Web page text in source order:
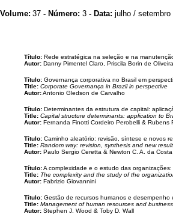
Volume: 37 - Número: 3 - Data: julho / setembro
Título: Rede estratégica na seleção e na
Autor: Danny Pimentel Claro, Priscila Borin de
Título: Governança corporativa no Brasil em
Title: Corporate Governança in Brazil in perspective
Autor:Antonio Gledson de Carvalho
Título: Determinantes da estrutura de capital:
Title: Capital structure determinants: application to
Autor: Fernanda Finotti Cordeiro Perobelli & Rubens
Título: Caminho aleatório: revisão, síntese e novos
Title: Random way: revision, synthesis and new
Autor: Paulo Sergio Ceretta & Newton C. A. da
Título:A complexidade e o estudo das
Title: The complexity and the study of the
Autor: Fabrizio Giovannini
Título: Gestão de recursos humanos e desempenho
Title: Management of human resources and
Autor: Stephen J. Wood & Toby D. Wall